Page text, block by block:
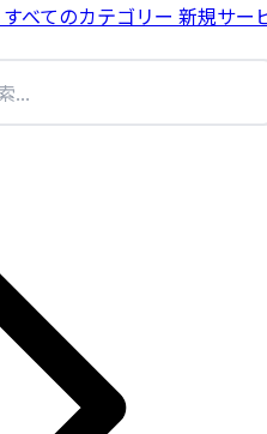
すべてのカテゴリー 新規サー